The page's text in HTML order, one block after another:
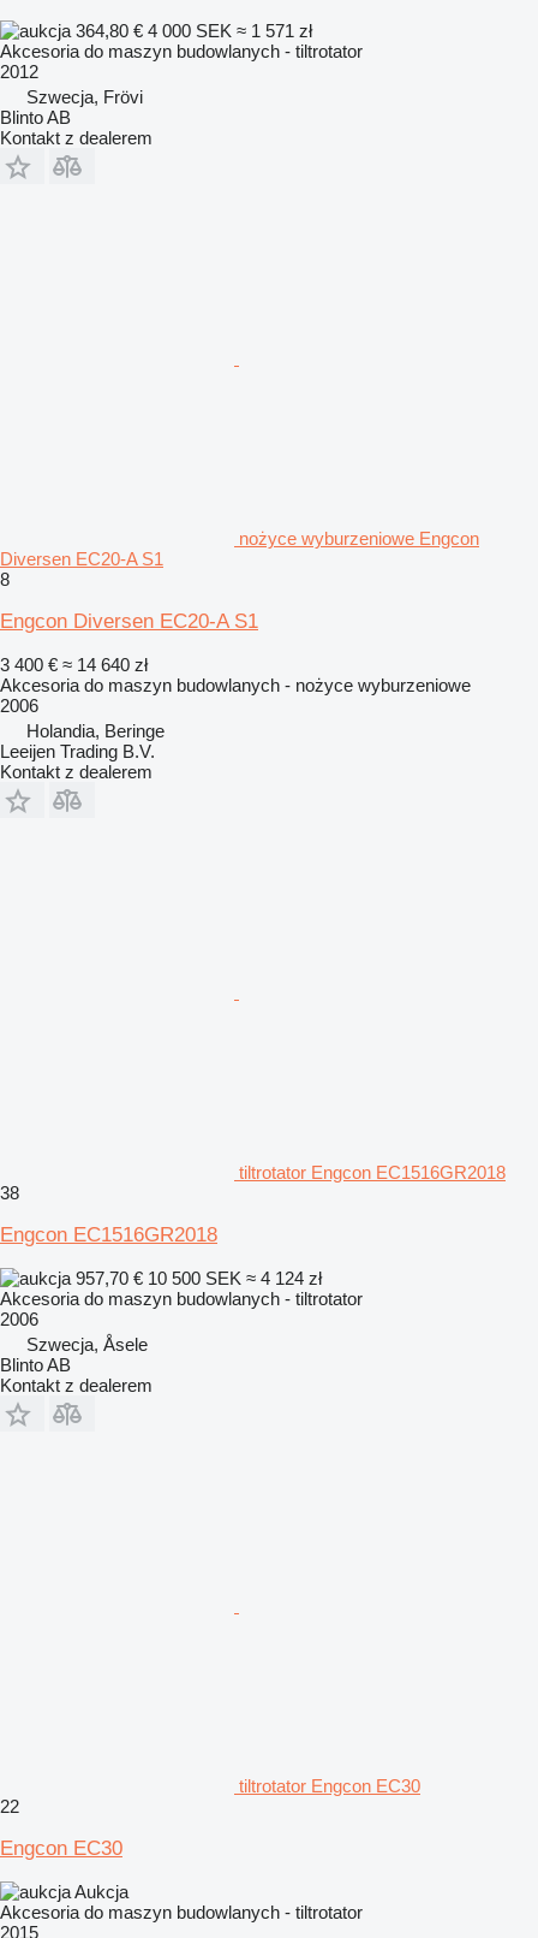
364,80 € 4 000 SEK ≈ 1 571 zł
Akcesoria do maszyn budowlanych - tiltrotator
2012
Szwecja, Frövi
Blinto AB
Kontakt z dealerem
nożyce wyburzeniowe Engcon
Diversen EC20-A S1
8
Engcon Diversen EC20-A S1
3 400 € ≈ 14 640 zł
Akcesoria do maszyn budowlanych - nożyce wyburzeniowe
2006
Holandia, Beringe
Leeijen Trading B.V.
Kontakt z dealerem
tiltrotator Engcon EC1516GR2018
38
Engcon EC1516GR2018
957,70 € 10 500 SEK ≈ 4 124 zł
Akcesoria do maszyn budowlanych - tiltrotator
2006
Szwecja, Åsele
Blinto AB
Kontakt z dealerem
tiltrotator Engcon EC30
22
Engcon EC30
Aukcja
Akcesoria do maszyn budowlanych - tiltrotator
2015